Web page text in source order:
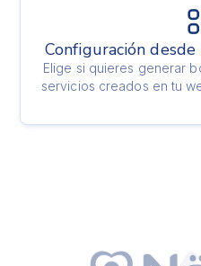
Configuración
Elige si quieres generar
servicios creados en tu